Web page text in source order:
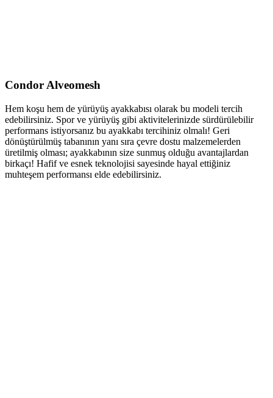
Condor Alveomesh
Hem koşu hem de yürüyüş ayakkabısı olarak bu modeli tercih
edebilirsiniz. Spor ve yürüyüş gibi aktivitelerinizde sürdürülebilir
performans istiyorsanız bu ayakkabı tercihiniz olmalı! Geri
dönüştürülmüş tabanının yanı sıra çevre dostu malzemelerden
üretilmiş olması; ayakkabının size sunmuş olduğu avantajlardan
birkaçı! Hafif ve esnek teknolojisi sayesinde hayal ettiğiniz
muhteşem performansı elde edebilirsiniz.